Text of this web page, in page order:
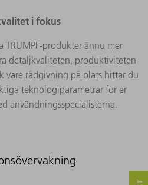
i fokus
produkter ännu mer
detaljkvaliteten, produktiviteten
vare rådgivning på plats hittar du
teknologiparametrar för er
användningsspecialisterna.